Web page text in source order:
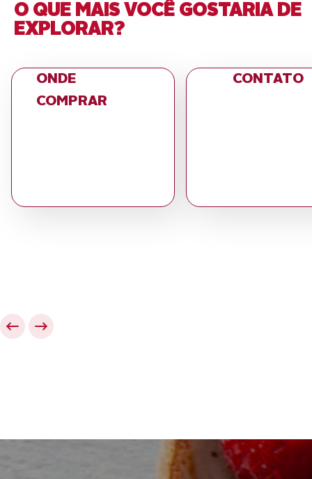
O QUE MAIS VOCÊ GOSTARIA DE
EXPLORAR?
ONDE
COMPRAR
CONTATO